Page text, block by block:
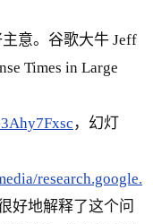
意。谷歌大牛 Jeff
Times in Large
，幻灯
research.google.
好地解释了这个问